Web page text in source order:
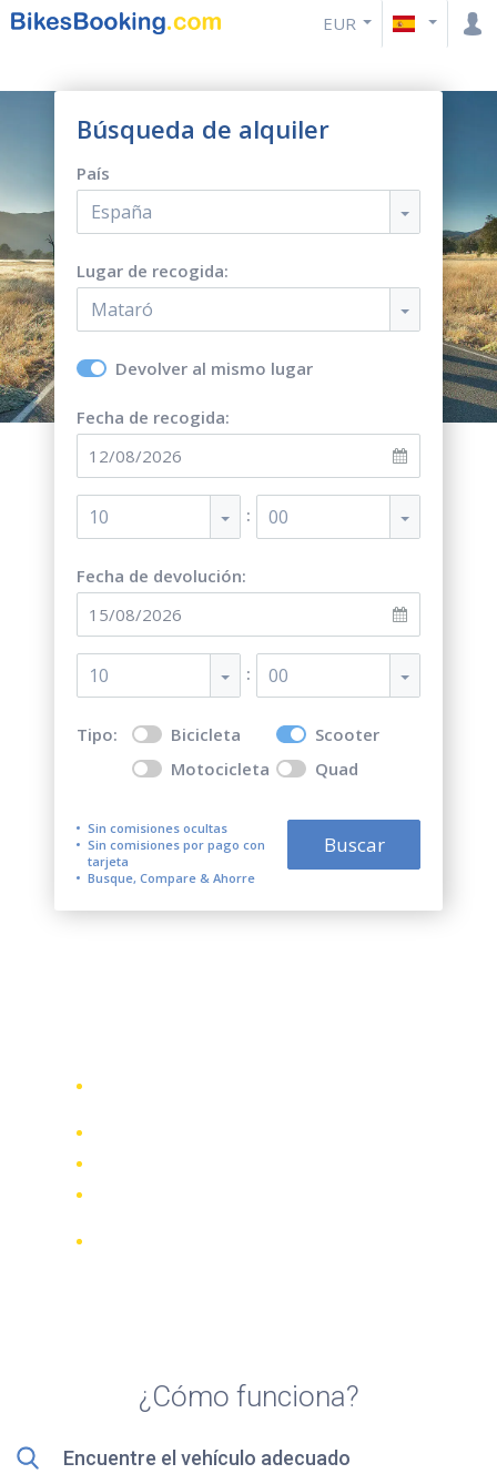
EUR
Búsqueda de alquiler
País
España
Lugar de recogida:
Mataró
Devolver al mismo lugar
Fecha de recogida:
10 : 00
Fecha de devolución:
10 : 00
Tipo: Bicicleta
Scooter
Motocicleta
Quad
Sin comisiones ocultas
Sin comisiones por pago con
tarjeta
Busque, Compare & Ahorre
Buscar
¿Cómo funciona?
Encuentre el vehículo adecuado